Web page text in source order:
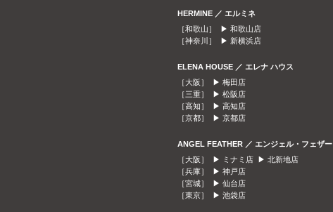
HERMINE ／ エルミネ
［和歌山］ ▶ 和歌山店
［神奈川］ ▶ 新横浜店
ELENA HOUSE ／ エレナ ハウス
［大阪］ ▶ 梅田店
［三重］ ▶ 松阪店
［高知］ ▶ 高知店
［京都］ ▶ 京都店
ANGEL FEATHER ／ エンジェル・フェザー
［大阪］ ▶
ミナミ店 ▶ 北新地店
［兵庫］ ▶ 神戸店
［宮城］ ▶ 仙台店
［東京］ ▶ 池袋店